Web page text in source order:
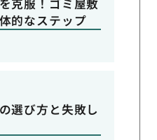
克服！ゴミ屋敷
的なステップ
選び方と失敗し